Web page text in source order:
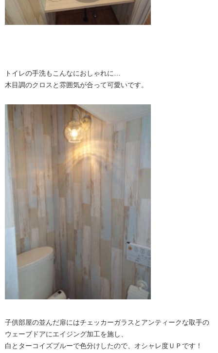
トイレの手洗もこんなにおしゃれに…
木目調のクロスと雰囲気が合って可愛いです。
子供部屋の並んだ扉にはチェッカーガラスとアンティークな取手の
ウェーブドアにエイジング加工を施し、
白とターコイズブルーで色分けしたので、オシャレ度ＵＰです！